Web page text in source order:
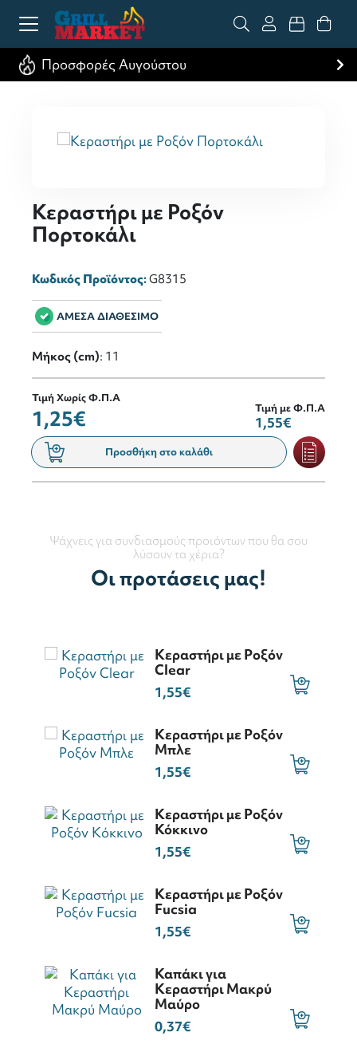
Προσφορές Αυγούστου
Κεραστήρι με Ροξόν
Πορτοκάλι
Κωδικός Προϊόντος:G8315
ΑΜΕΣΑ ΔΙΑΘΕΣΙΜΟ
Μήκος (cm): 11
Τιμή Χωρίς Φ.Π.Α
1,25€ Τιμή με Φ.Π.Α
1,55€
Προσθήκη στο καλάθι
Ψάχνεις για συνδιασμούς προιόντων που θα σου
λύσουν τα χέρια?
Οι προτάσεις μας!
Κεραστήρι με Ροξόν
Clear
1,55€
Κεραστήρι με Ροξόν
Μπλε
1,55€
Κεραστήρι με Ροξόν
Κόκκινο
1,55€
Κεραστήρι με Ροξόν
Fucsia
1,55€
Καπάκι για
Κεραστήρι Μακρύ
Μαύρο
0,37€